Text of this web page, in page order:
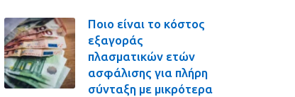
Ποιο είναι το κόστος
εξαγοράς
πλασματικών ετών
ασφάλισης για πλήρη
σύνταξη με μικρότερα